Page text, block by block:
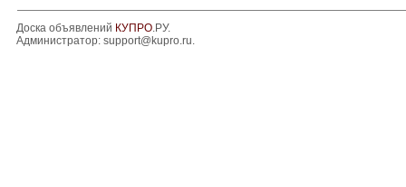
Доска объявлений КУПРО.РУ.
Администратор: support@kupro.ru.